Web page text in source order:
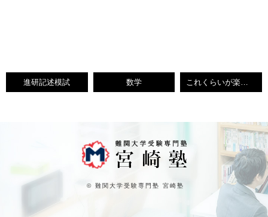
進研記述模試 数学 これくらいが楽しくていいなー
© 難関大学受験専門塾 宮崎塾